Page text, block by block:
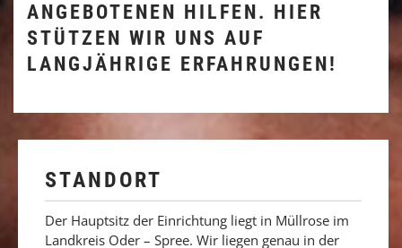
ANGEBOTENEN HILFEN. HIER
STÜTZEN WIR UNS AUF
LANGJÄHRIGE ERFAHRUNGEN!
STANDORT
Der Hauptsitz der Einrichtung liegt in Müllrose im
Landkreis Oder – Spree. Wir liegen genau in der